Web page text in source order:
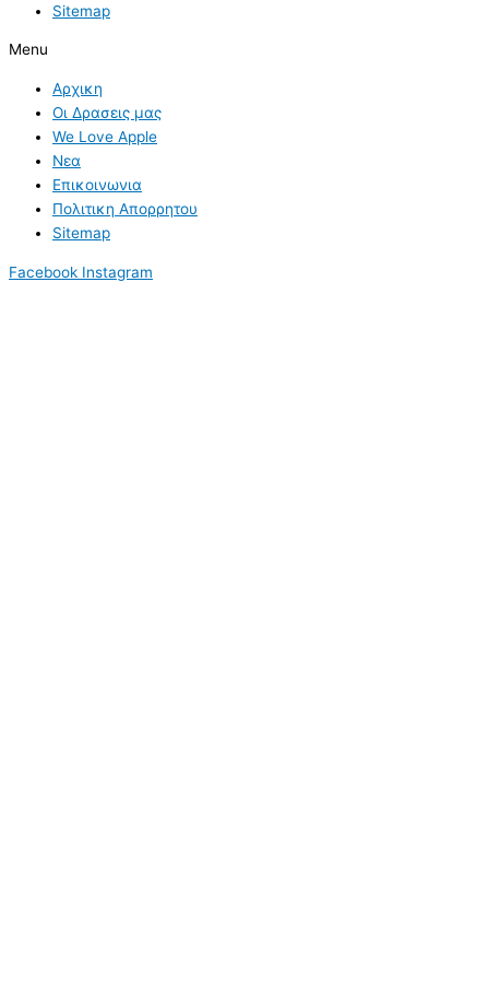
Sitemap
Menu
Αρχικη
Οι Δρασεις μας
We Love Apple
Νεα
Επικοινωνια
Πολιτικη Απορρητου
Sitemap
Facebook Instagram